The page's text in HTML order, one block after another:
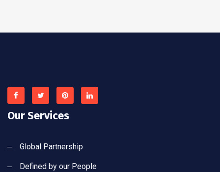
Our Services
Global Partnership
Defined by our People